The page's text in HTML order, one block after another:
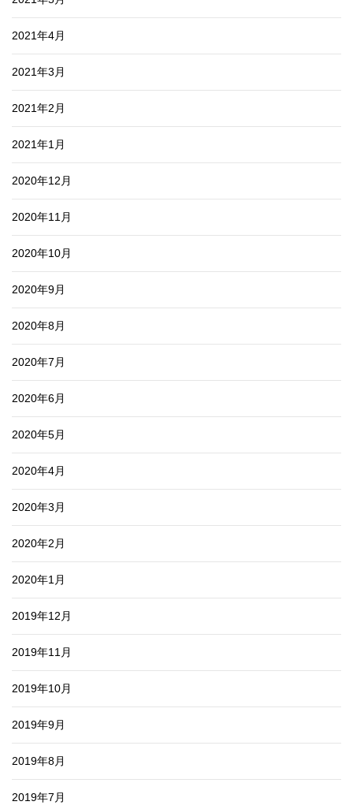
2021年4月
2021年3月
2021年2月
2021年1月
2020年12月
2020年11月
2020年10月
2020年9月
2020年8月
2020年7月
2020年6月
2020年5月
2020年4月
2020年3月
2020年2月
2020年1月
2019年12月
2019年11月
2019年10月
2019年9月
2019年8月
2019年7月